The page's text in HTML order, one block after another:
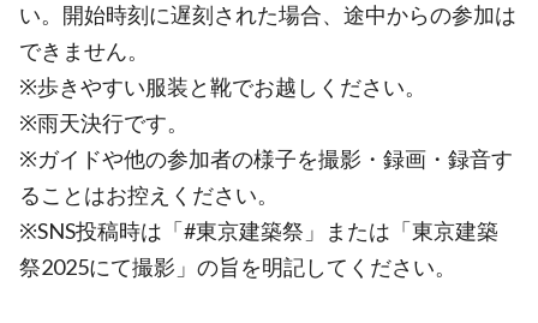
い。開始時刻に遅刻された場合、途中からの参加は
できません。
※歩きやすい服装と靴でお越しください。
※雨天決行です。
※ガイドや他の参加者の様子を撮影・録画・録音す
ることはお控えください。
※SNS投稿時は「#東京建築祭」または「東京建築
祭2025にて撮影」の旨を明記してください。